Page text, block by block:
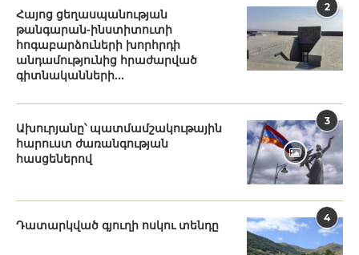
2
Հայոց ցեղասպանության
թանգարան-ինստիտուտի
հոգաբարձուների խորհրդի
անդամությունից հրաժարված
գիտնականների...
3
Ախուրյանը՝ պատմամշակութային
հարուստ ժառանգության
հասցեներով
4
Դատարկված գյուղի ոսկու տենդը